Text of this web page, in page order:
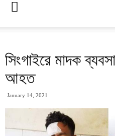
সিংগাইরে মাদক
আহত
January 14, 2021